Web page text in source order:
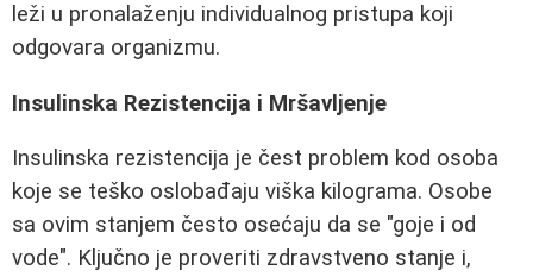
leži u pronalaženju individualnog pristupa koji
odgovara organizmu.
Insulinska Rezistencija i Mršavljenje
Insulinska rezistencija je čest problem kod osoba
koje se teško oslobađaju viška kilograma. Osobe
sa ovim stanjem često osećaju da se "goje i od
vode". Ključno je proveriti zdravstveno stanje i,